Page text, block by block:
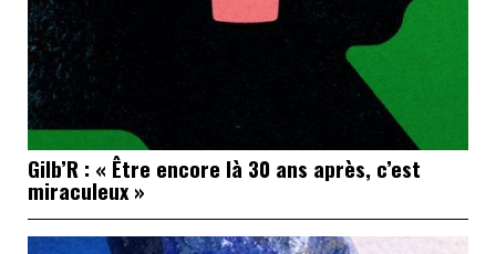
Gilb’R : « Être encore là 30 ans après, c’est
miraculeux »